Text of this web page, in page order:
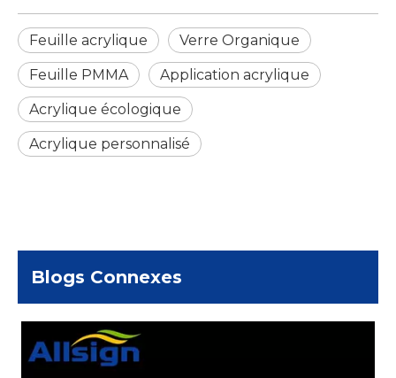
Feuille acrylique Verre Organique
Feuille PMMA Application acrylique
Acrylique écologique
Acrylique personnalisé
Blogs Connexes